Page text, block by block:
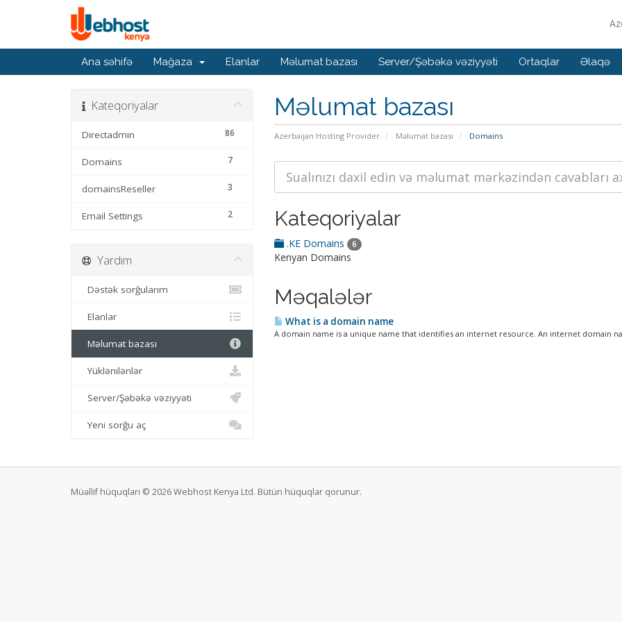
Ana səhifə Mağaza Elanlar Məlumat bazası Server/Şəbəkə vəziyyəti Ortaqlar Əlaqə
Məlumat bazası
Azerbaijan Hosting Provider Məlumat bazası Domains
Kateqoriyalar
86
Directadmin
7
Domains
3
domainsReseller
2
Email Settings Kateqoriyalar
.KE Domains 6
Kenyan Domains
Məqalələr
What is a domain name
A domain name is a unique name that identifies an internet resource. An internet domain
Yardım
Dəstək sorğularım
Elanlar
Məlumat bazası
Yüklənilənlər
Server/Şəbəkə vəziyyəti
Yeni sorğu aç
Müəllif hüquqları © 2026 Webhost Kenya Ltd. Bütün hüquqlar qorunur.